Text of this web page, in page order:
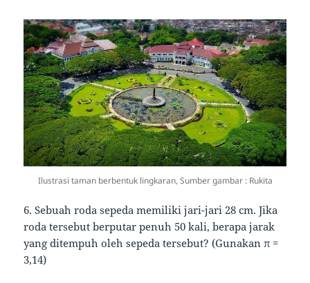
Ilustrasi taman berbentuk lingkaran, Sumber gambar : Rukita
6. Sebuah roda sepeda memiliki jari-jari 28 cm. Jika
roda tersebut berputar penuh 50 kali, berapa jarak
yang ditempuh oleh sepeda tersebut? (Gunakan π =
3,14)